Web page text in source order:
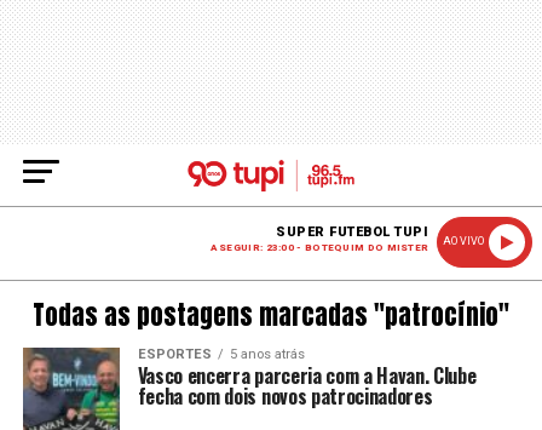
SUPER FUTEBOL TUPI
A SEGUIR: 23:00 - BOTEQUIM DO MISTER
AO VIVO
Todas as postagens marcadas "patrocínio"
ESPORTES 5 anos atrás
Vasco encerra parceria com a Havan. Clube
fecha com dois novos patrocinadores